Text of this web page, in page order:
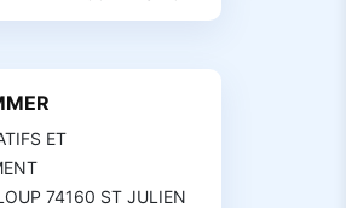
ET
74160 ST JULIEN